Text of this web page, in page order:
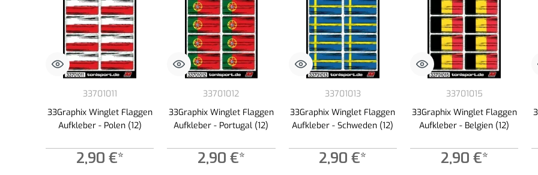
33701011
33Graphix Winglet Flaggen
Aufkleber - Polen (12)
2,90 €*
33701012
33Graphix Winglet Flaggen
Aufkleber - Portugal (12)
2,90 €*
33701013
33Graphix Winglet Flaggen
Aufkleber - Schweden (12)
2,90 €*
33701015
33Graphix Winglet Flaggen
Aufkleber - Belgien (12)
2,90 €*